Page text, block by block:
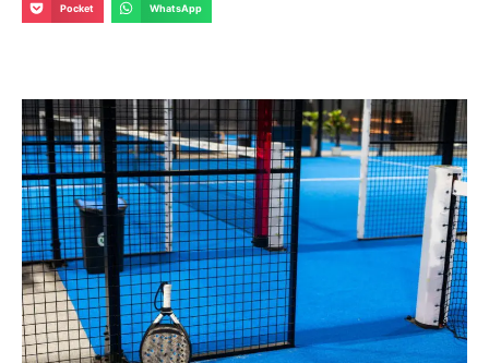
Pocket WhatsApp